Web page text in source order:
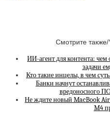
Смотрите
ИИ-агент для контента: чем
задачи
Кто такие инцелы, в чем
Банки начнут
вредоносного
Не ждите новый MacBook
M4